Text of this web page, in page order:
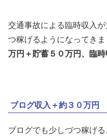
交通事故による臨時収入
つ稼げるようになってき
万円＋貯蓄５０万円、臨
ブログ収入＋約３０万円
ブログでも少しづつ稼げ